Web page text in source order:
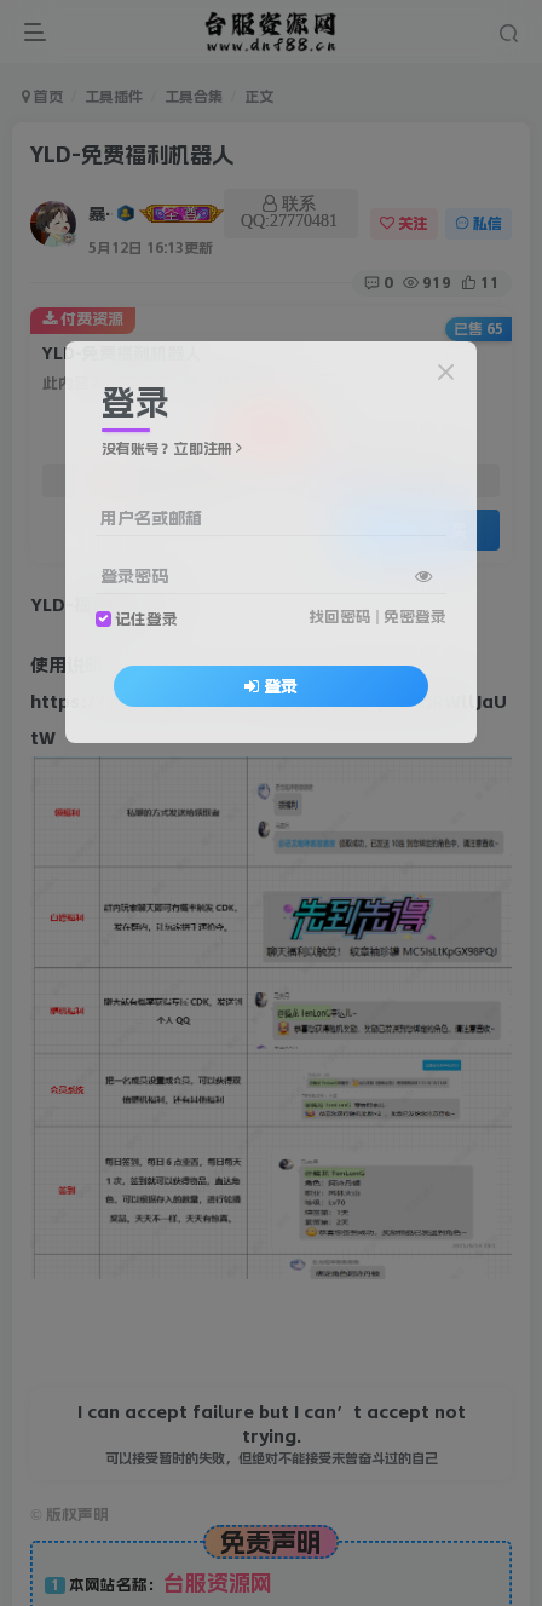
首页 工具插件 工具合集 正文
YLD-免费福利机器人
暴雨
联系
QQ:27770481
5月12日 16:13更新
关注 私信
0 919 11
YLD-免费福利机器人
此内容为付费资源，请付费后查看
付费资源
已售 65
YLD-福利机器人
使用说明：
https://docs.qq.com/document/DRFpGY0JRWllJaU
tW
I can accept failure but I can’t accept not
trying.
可以接受暂时的失败，但绝对不能接受未曾奋斗过的自己
版权声明
免责声明
1 本网站名称： 台服资源网
登录
没有账号？立即注册
用户名或邮箱
登录密码
记住登录 找回密码 免密登录
登录